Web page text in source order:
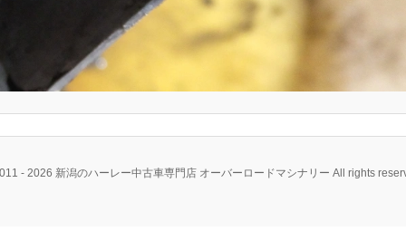
- 2026 新潟のハーレー中古車専門店 オーバーロードマシナリー All rights